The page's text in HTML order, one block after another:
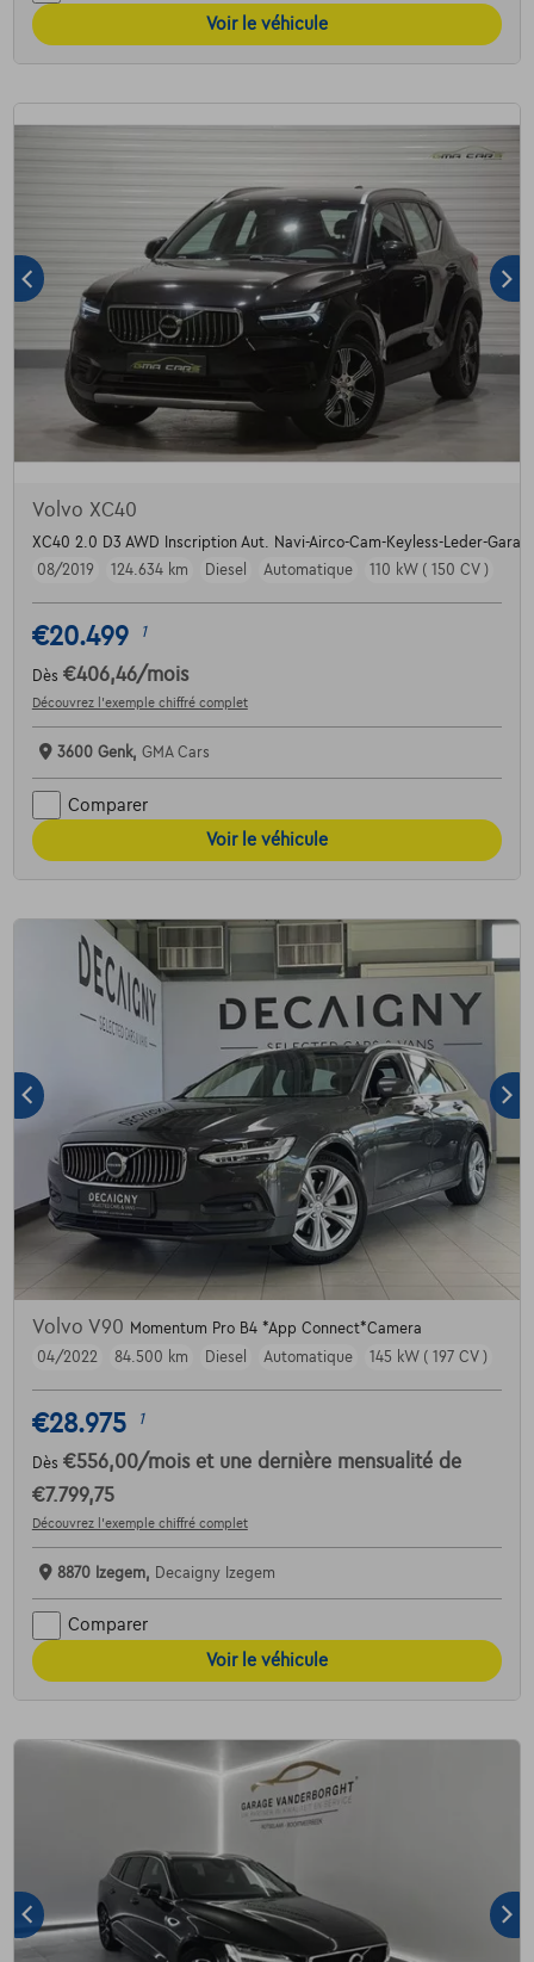
Voir le véhicule
Volvo XC40
XC40 2.0 D3 AWD Inscription Aut. Navi-Airco-Cam-Keyless-Leder-
08/2019
124.634 km Diesel Automatique 110 kW ( 150 CV )
€20.499 1
Dès €406,46/mois
Découvrez l’exemple chiffré complet
3600 Genk, GMA Cars
Comparer
Voir le véhicule
Volvo V90 Momentum Pro B4 *App Connect*Camera
04/2022
84.500 km Diesel Automatique 145 kW ( 197 CV )
€28.975 1
Dès €556,00/mois et une dernière mensualité de
€7.799,75
Découvrez l’exemple chiffré complet
8870 Izegem, Decaigny Izegem
Comparer
Voir le véhicule